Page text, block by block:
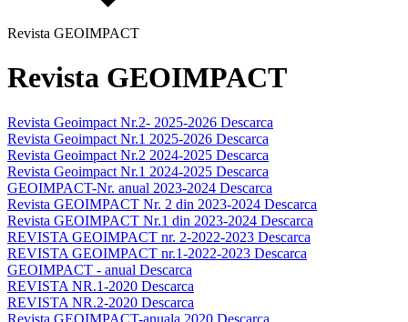
Revista GEOIMPACT
Revista GEOIMPACT
Revista Geoimpact Nr.2- 2025-2026 Descarca
Revista Geoimpact Nr.1 2025-2026 Descarca
Revista Geoimpact Nr.2 2024-2025 Descarca
Revista Geoimpact Nr.1 2024-2025 Descarca
GEOIMPACT-Nr. anual 2023-2024 Descarca
Revista GEOIMPACT Nr. 2 din 2023-2024 Descarca
Revista GEOIMPACT Nr.1 din 2023-2024 Descarca
REVISTA GEOIMPACT nr. 2-2022-2023 Descarca
REVISTA GEOIMPACT nr.1-2022-2023 Descarca
GEOIMPACT - anual Descarca
REVISTA NR.1-2020 Descarca
REVISTA NR.2-2020 Descarca
Revista GEOIMPACT-anuala 2020 Descarca